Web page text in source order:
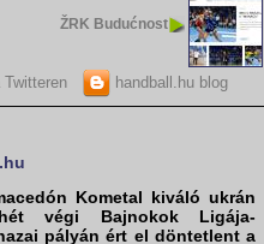
ŽRK Budućnost
handball.hu blog
Kometal kiváló ukrán
végi Bajnokok Ligája-
pályán ért el döntetlent a